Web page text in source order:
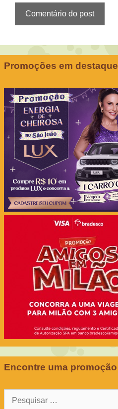
Promoções em destaque
Encontre uma promoção
Pesquisar